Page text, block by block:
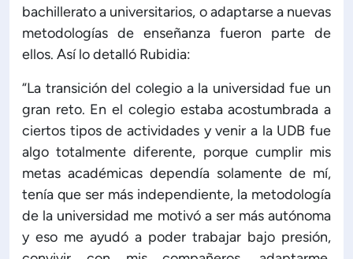
bachillerato a universitarios, o adaptarse a nuevas
metodologías de enseñanza fueron parte de
ellos. Así lo detalló Rubidia:
“La transición del colegio a la universidad fue un
gran reto. En el colegio estaba acostumbrada a
ciertos tipos de actividades y venir a la UDB fue
algo totalmente diferente, porque cumplir mis
metas académicas dependía solamente de mí,
tenía que ser más independiente, la metodología
de la universidad me motivó a ser más autónoma
y eso me ayudó a poder trabajar bajo presión,